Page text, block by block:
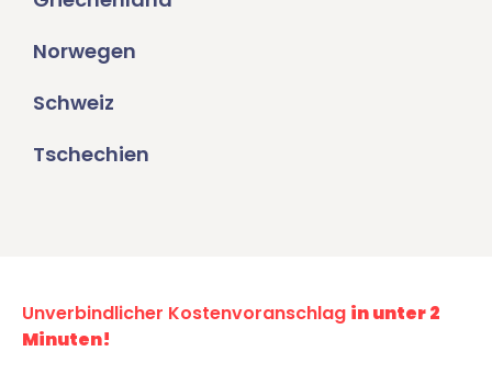
Norwegen
Schweiz
Tschechien
Unverbindlicher Kostenvoranschlag in unter 2
Minuten!